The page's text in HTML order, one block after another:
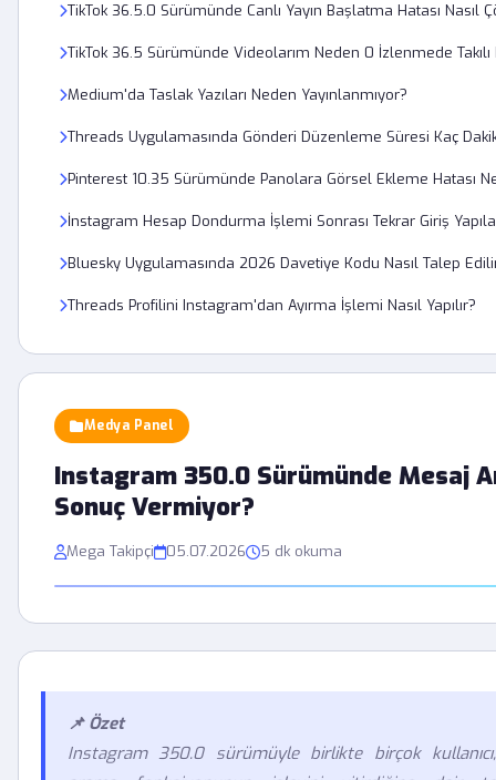
Medya Panel
Instagram 350.0 Sürümünde Mesaj
Sonuç Vermiyor?
Mega Takipçi 05.07.2026 5 dk okuma
📌 Özet
Instagram 350.0 sürümüyle birlikte birçok
TikTok 36.5.0 Sürümünde Canlı Yayın Başlatma Hatası Nasıl
TikTok 36.5 Sürümünde Videolarım Neden 0 İzlenmede Takılı
Medium'da Taslak Yazıları Neden Yayınlanmıyor?
Threads Uygulamasında Gönderi Düzenleme Süresi Kaç
Pinterest 10.35 Sürümünde Panolara Görsel Ekleme Hatası
İnstagram Hesap Dondurma İşlemi Sonrası Tekrar Giriş
Bluesky Uygulamasında 2026 Davetiye Kodu Nasıl Talep
Threads Profilini Instagram'dan Ayırma İşlemi Nasıl Yapılır?